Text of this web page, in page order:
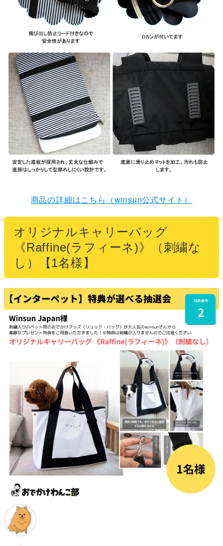
商品の詳細はこちら（winsun公式サイト）
オリジナルキャリーバッグ
《Raffine(ラフィーネ)》（刺繍な
し）【1名様】